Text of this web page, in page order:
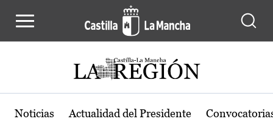
Actualidad de la región de Castilla-
Noticias Actualidad del Presidente